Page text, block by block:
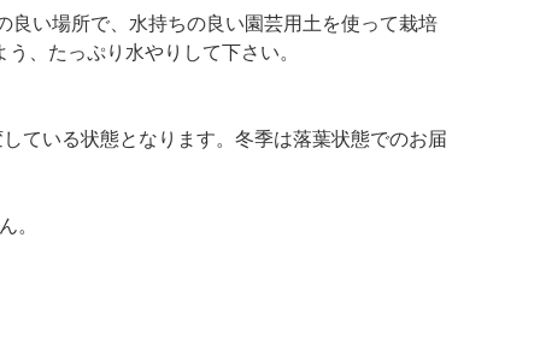
い場所で、水持ちの良い園芸用土を使って栽培
、たっぷり水やりして下さい。
ている状態となります。冬季は落葉状態でのお届
。